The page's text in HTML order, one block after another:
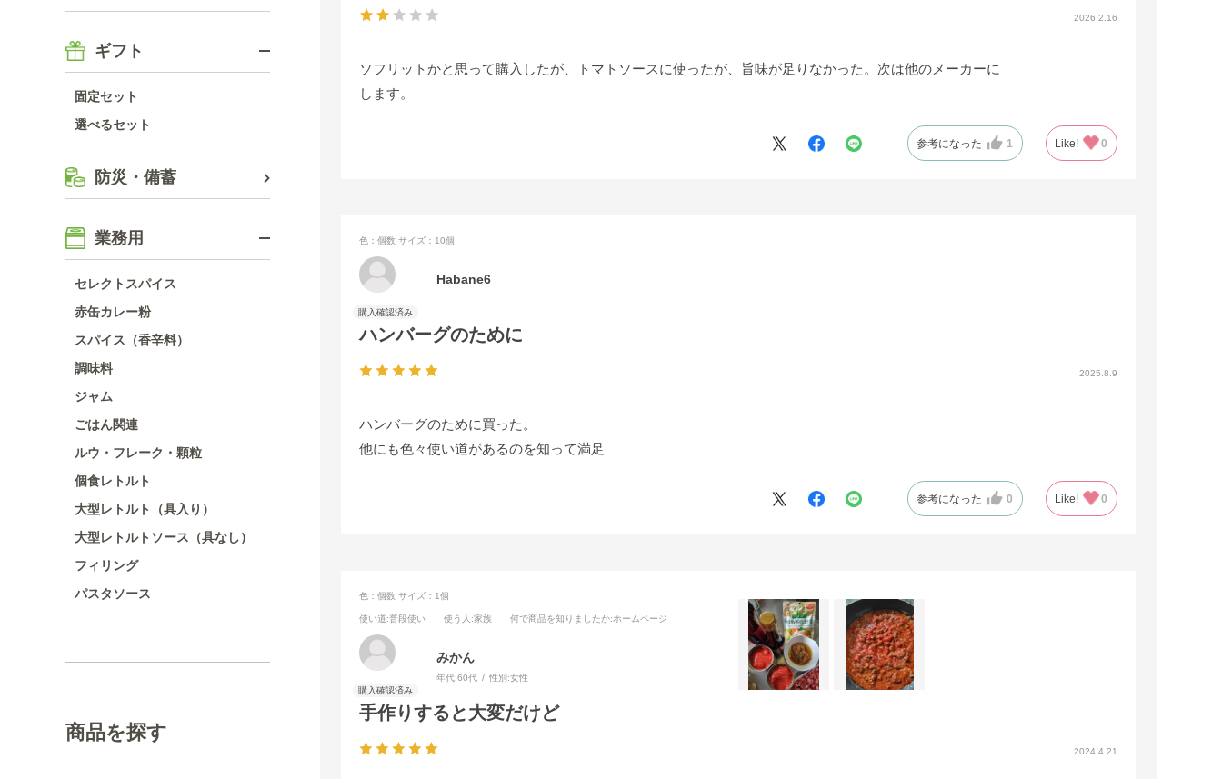
ギフト
固定セット
選べるセット
防災・備蓄
業務用
セレクトスパイス
赤缶カレー粉
スパイス（香辛料）
調味料
ジャム
ごはん関連
ルウ・フレーク・顆粒
個食レトルト
大型レトルト（具入り）
大型レトルトソース（具なし）
フィリング
パスタソース
商品を探す
2026.2.16
ソフリットかと思って購入したが、トマトソースに使ったが、旨味が足りなかった。次は他のメーカーに
します。
参考になった 1 Like! 0
2025.8.9
ハンバーグのために
色：個数 サイズ：10個
Habane6
ハンバーグのために買った。
他にも色々使い道があるのを知って満足
参考になった 0 Like! 0
2024.4.21
手作りすると大変だけど
色：個数 サイズ：1個
使い道:普段使い 使う人 :家族 何で商品を知りましたか:ホームページ
みかん
年代:60代 性別:女性